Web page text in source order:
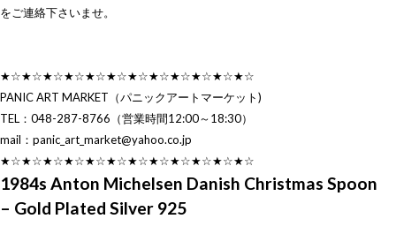
をご連絡下さいませ。
★☆★☆★☆★☆★☆★☆★☆★☆★☆★☆★☆★☆
PANIC ART MARKET（パニックアートマーケット)
TEL：048-287-8766（営業時間12:00～18:30）
mail： panic_art_market@yahoo.co.jp
★☆★☆★☆★☆★☆★☆★☆★☆★☆★☆★☆★☆
1984s Anton Michelsen Danish Christmas Spoon
– Gold Plated Silver 925